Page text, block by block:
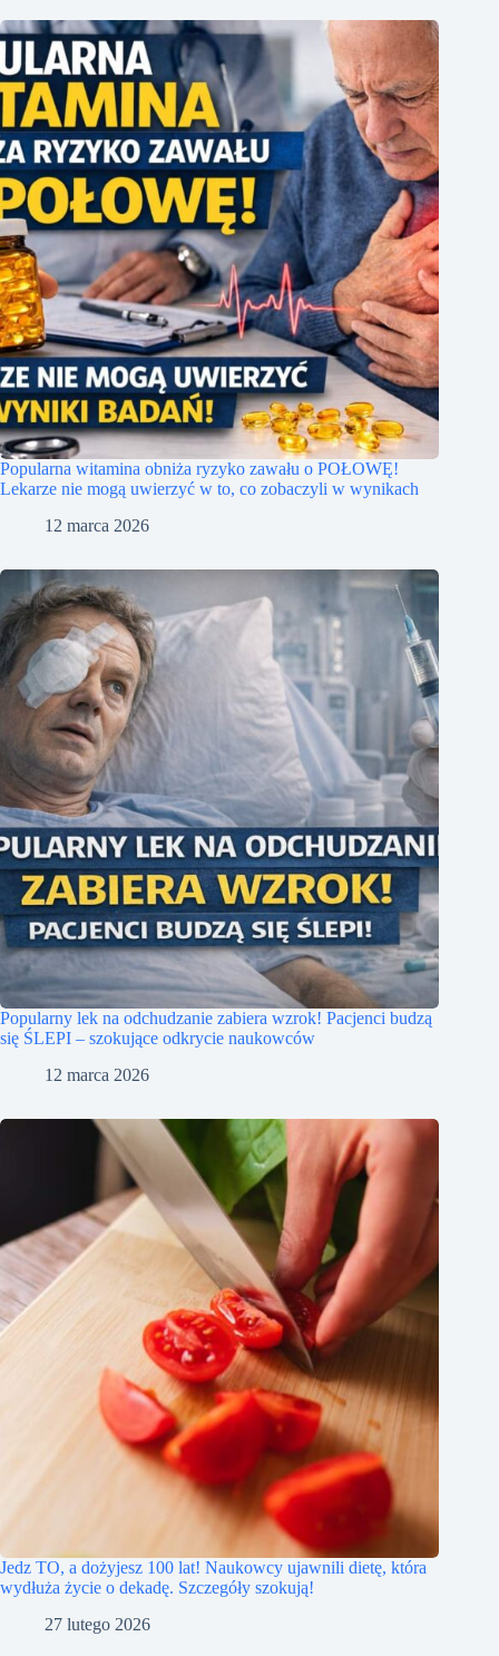
Popularna witamina obniża ryzyko zawału o POŁOWĘ!
Lekarze nie mogą uwierzyć w to, co zobaczyli w wynikach
12 marca 2026
Popularny lek na odchudzanie zabiera wzrok! Pacjenci budzą
się ŚLEPI – szokujące odkrycie naukowców
12 marca 2026
Jedz TO, a dożyjesz 100 lat! Naukowcy ujawnili dietę, która
wydłuża życie o dekadę. Szczegóły szokują!
27 lutego 2026